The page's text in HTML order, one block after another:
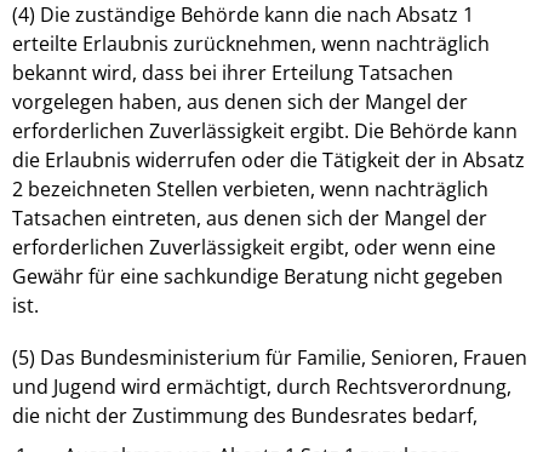
(4) Die zuständige Behörde kann die nach Absatz 1
erteilte Erlaubnis zurücknehmen, wenn nachträglich
bekannt wird, dass bei ihrer Erteilung Tatsachen
vorgelegen haben, aus denen sich der Mangel der
erforderlichen Zuverlässigkeit ergibt. Die Behörde kann
die Erlaubnis widerrufen oder die Tätigkeit der in Absatz
2 bezeichneten Stellen verbieten, wenn nachträglich
Tatsachen eintreten, aus denen sich der Mangel der
erforderlichen Zuverlässigkeit ergibt, oder wenn eine
Gewähr für eine sachkundige Beratung nicht gegeben
ist.
(5) Das Bundesministerium für Familie, Senioren, Frauen
und Jugend wird ermächtigt, durch Rechtsverordnung,
die nicht der Zustimmung des Bundesrates bedarf,